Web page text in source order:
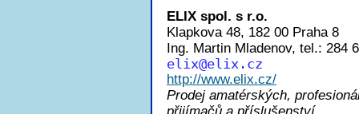
ELIX spol. s r.o.
Klapkova 48, 182 00 Praha 8
Ing. Martin Mladenov, tel.: 284
elix@elix.cz
http://www.elix.cz/
Prodej amatérských,